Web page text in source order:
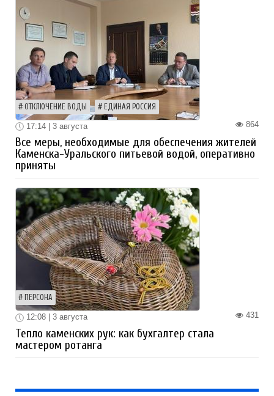
ОТКЛЮЧЕНИЕ ВОДЫ ЕДИНАЯ РОССИЯ
864
17:14 | 3 августа
Все меры, необходимые для обеспечения жителей
Каменска-Уральского питьевой водой, оперативно
приняты
ПЕРСОНА
431
12:08 | 3 августа
Тепло каменских рук: как бухгалтер стала
мастером ротанга